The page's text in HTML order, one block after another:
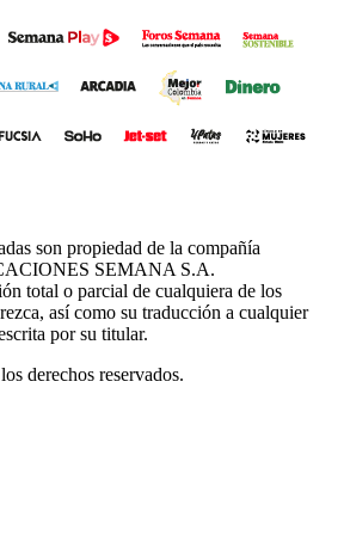
window
son propiedad de la compañía
SEMANA S.A.
total o parcial de cualquiera de los
así como su traducción a cualquier
por su titular.
derechos reservados.